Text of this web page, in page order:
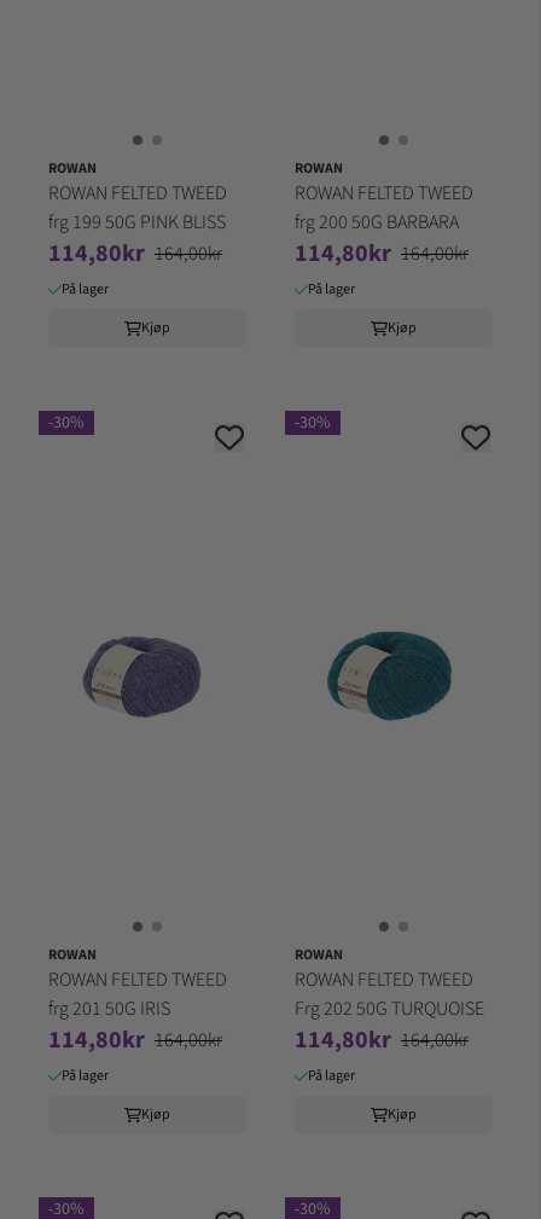
ROWAN
ROWAN FELTED TWEED
frg 199 50G PINK BLISS
114,80kr 164,00kr
På lager
Kjøp
ROWAN
ROWAN FELTED TWEED
frg 200 50G BARBARA
114,80kr 164,00kr
På lager
Kjøp
-30%
ROWAN
ROWAN FELTED TWEED
frg 201 50G IRIS
114,80kr 164,00kr
På lager
Kjøp
-30%
ROWAN
ROWAN FELTED TWEED
Frg 202 50G TURQUOISE
114,80kr 164,00kr
På lager
Kjøp
-30% -30%